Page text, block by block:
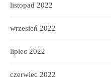
listopad 2022
wrzesień 2022
lipiec 2022
czerwiec 2022